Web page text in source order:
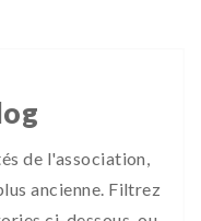
de l'association,
ancienne. Filtrez